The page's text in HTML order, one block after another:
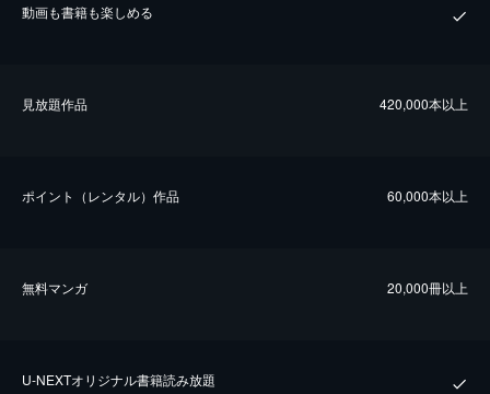
動画も書籍も楽しめる
⾒放題作品 420,000本以上
ポイント（レンタル）作品 60,000本以上
無料マンガ 20,000冊以上
U-NEXTオリジナル書籍読み放題